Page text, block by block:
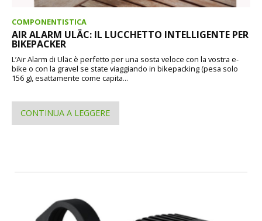
COMPONENTISTICA
AIR ALARM ULÄC: IL LUCCHETTO INTELLIGENTE PER
BIKEPACKER
L’Air Alarm di Uläc è perfetto per una sosta veloce con la vostra e-
bike o con la gravel se state viaggiando in bikepacking (pesa solo
156 g), esattamente come capita...
CONTINUA A LEGGERE